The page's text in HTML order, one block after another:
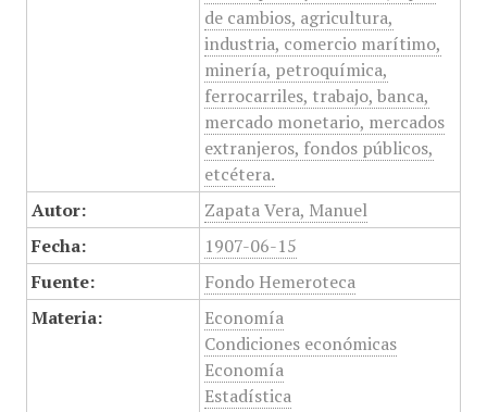
de cambios, agricultura,
industria, comercio marítimo,
minería, petroquímica,
ferrocarriles, trabajo, banca,
mercado monetario, mercados
extranjeros, fondos públicos,
etcétera.
Autor:
Zapata Vera, Manuel
Fecha:
1907-06-15
Fuente:
Fondo Hemeroteca
Materia:
Economía
Condiciones económicas
Economía
Estadística